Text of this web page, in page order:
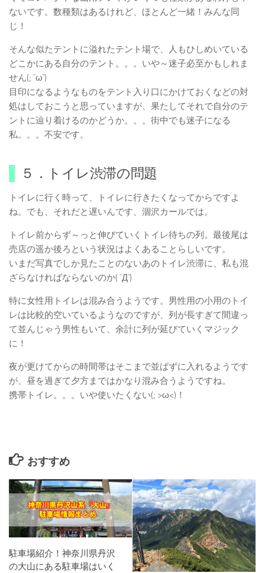
ないです。数種類はあるけれど、ほとんど一緒！みんな同
じ！
そんな似たテントに溢れたテント場で、人もひしめいている
どこかにある自分のテント。。。いや～迷子必至かもしれま
せん(; ´ω`)
目印になるようなものをテント入り口にかけておくなどの対
処はしておこうと思っていますが、果たしてそれで自分のテ
ントに辿り着けるのかどうか。。。街中でも迷子になる
私。。。不安です。
５．トイレ渋滞の問題
トイレに行く時って、トイレに行きたくなってからですよ
ね。でも、それだと遅いんです、涸沢カールでは。
トイレ前からず～っと伸びていくトイレ待ちの列。最後尾は
売店の遥か後ろという状況はよくあることらしいです。
いまだ写真でしか見たことのないあのトイレ渋滞に、私も混
ざらなければならないのか( ´Д`)
特に女性用トイレは混み合うようです。男性用の小用のトイ
レは比較的空いているようなのですが、列が長すぎて間違っ
て並んじゃう男性もいて、余計に列が延びていくマジック
に！
夜が更けてからの時間帯はそこまで並ばずに入れるようです
が、昼を過ぎて夕方まではかなり混み合うようですね。
携帯トイレ。。。いや使いたくない(; >ω<)！
おすすめ
駐車場紹介！神奈川県丹沢
の大山にある駐車場はいく